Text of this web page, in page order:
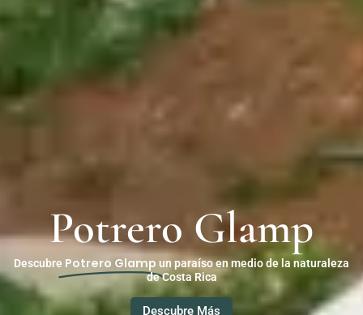
Potrero Glamp
Descubre Potrero Glamp un paraíso en medio de la naturaleza
de Costa Rica
Descubre Más